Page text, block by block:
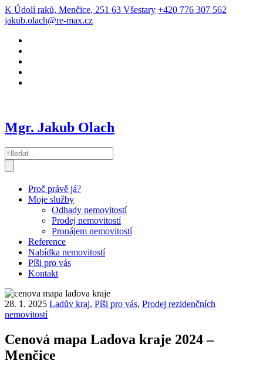
K Údolí raků, Menčice, 251 63 Všestary +420 776 307 562
jakub.olach@re-max.cz
Mgr. Jakub Olach
Proč právě já?
Moje služby
Odhady nemovitostí
Prodej nemovitostí
Pronájem nemovitostí
Reference
Nabídka nemovitostí
Píši pro vás
Kontakt
28. 1. 2025 Ladův kraj, Píši pro vás, Prodej rezidenčních
nemovitostí
Cenová mapa Ladova kraje 2024 –
Menčice